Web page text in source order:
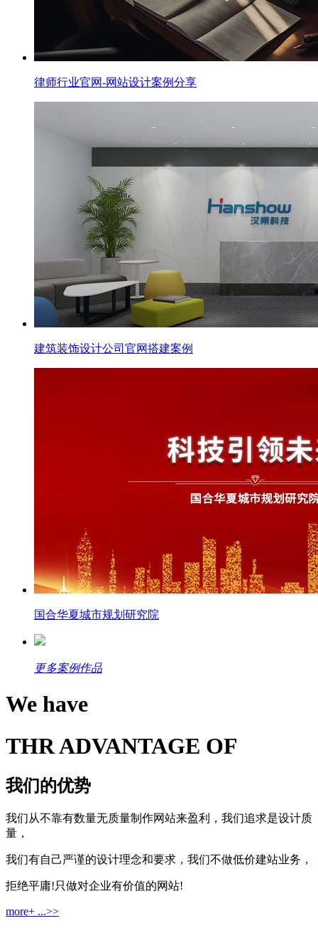
律师行业官网-网站设计案例分享
建筑装饰设计公司官网搭建案例
国合华夏城市规划研究院
更多案例作品
We have
THR ADVANTAGE OF
我们的优势
我们从不靠有数量无质量制作网站来盈利，我们追求是设计质
量，
我们有自己严谨的设计理念和要求，我们不做低价建站业务，
拒绝平庸!只做对企业有价值的网站!
more+ ...>>